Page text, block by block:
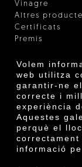
Volem
web utilitza
garantir-ne
correcte i
experiència
Aquestes
perquè el
informació
Vinagre
Altres
Certificats
Premis